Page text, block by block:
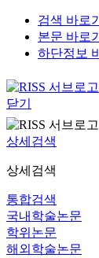
검색 바로
본문 바로
하단정보
닫기
상세검색
상세검색
통합검색
국내학술논문
학위논문
해외학술논문